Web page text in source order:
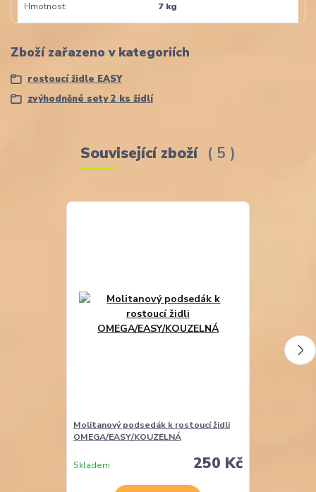
Hmotnost 7 kg
Zboží zařazeno v kategoriích
rostoucí židle EASY
zvýhodněné sety 2 ks židlí
Související zboží 5
Molitanový podsedák k rostoucí židli
OMEGA/EASY/KOUZELNÁ
250 Kč
Skladem